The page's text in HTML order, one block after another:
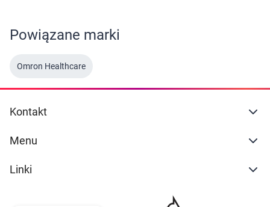
Powiązane marki
Omron Healthcare
Kontakt
Menu
Linki